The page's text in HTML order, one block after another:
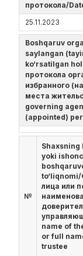
протокола/
25.11.2023
Boshqaruv
saylangan
ko‘rsatilgan
протокола
избранного
места
governing
(appointed)
№
Shaxsning
yoki
лица или
name of
or full
trustee